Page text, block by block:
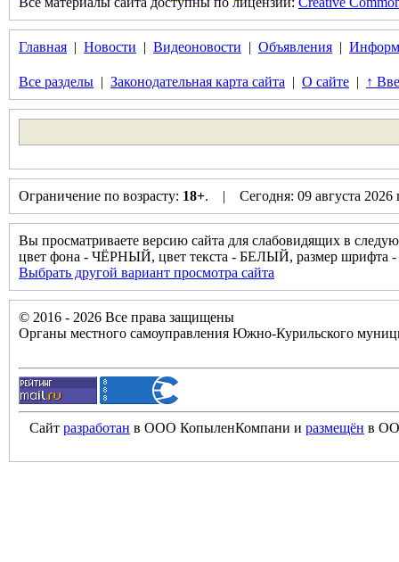
Главная | Новости | Видеоновости | Объявления |
Все разделы | Законодательная карта сайта | О сайте | ↑
Ограничение по возрасту: 18+. | Сегодня: 09 августа
Вы просматриваете версию сайта для слабовидящих в
цвет фона - ЧЁРНЫЙ, цвет текста - БЕЛЫЙ, размер
Выбрать другой вариант просмотра сайта
© 2016 - 2026 Все права защищены
Органы местного самоуправления Южно-Курильского
Сайт разработан в ООО КопыленКомпани и размещён в